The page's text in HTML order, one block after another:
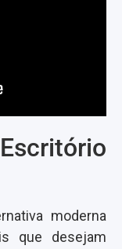
moderna
que desejam